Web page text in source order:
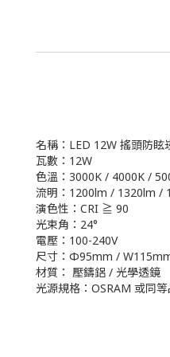
名稱：LED 12W 搖頭防眩
瓦數：12W
色溫：3000K / 4000K /
流明：1200lm / 1320lm /
演色性：CRI ≧ 90
光束角：24°
電壓：100-240V
尺寸：Φ95mm /
材質： 壓鑄鋁 / 光學透鏡
光源規格：OSRAM 或同等